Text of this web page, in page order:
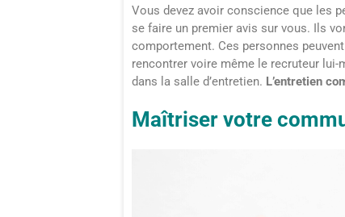
Vous devez avoir conscience que les
se faire un premier avis sur vous. Ils
comportement. Ces personnes
rencontrer voire même le recruteur
dans la salle d’entretien. L’entretien
Maîtriser votre